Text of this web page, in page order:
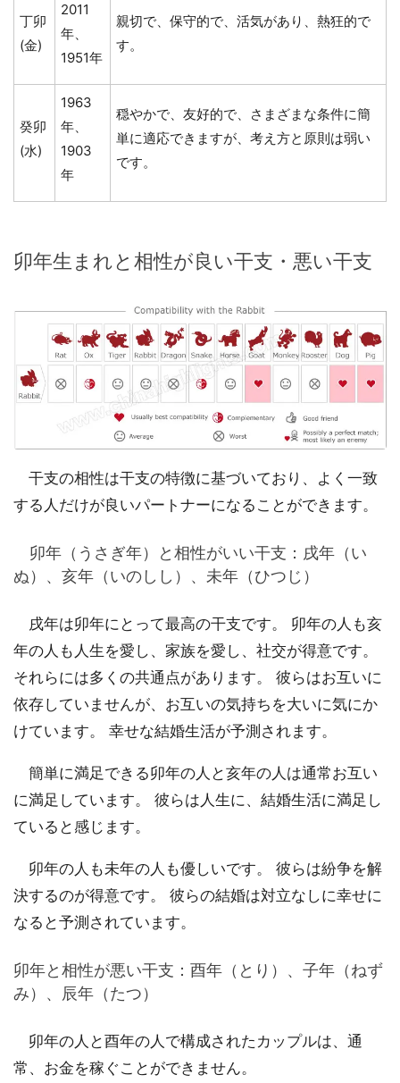
丁卯
(金)
2011
年、
1951年
親切で、保守的で、活気があり、熱狂的で
す。
癸卯
(水)
1963
年、
1903
年
穏やかで、友好的で、さまざまな条件に簡
単に適応できますが、考え方と原則は弱い
です。
卯年生まれと相性が良い干支・悪い干支
干支の相性は干支の特徴に基づいており、よく一致
する人だけが良いパートナーになることができます。
卯年（うさぎ年）と相性がいい干支：戌年（い
ぬ）、亥年（いのしし）、未年（ひつじ）
戌年は卯年にとって最高の干支です。 卯年の人も亥
年の人も人生を愛し、家族を愛し、社交が得意です。
それらには多くの共通点があります。 彼らはお互いに
依存していませんが、お互いの気持ちを大いに気にか
けています。 幸せな結婚生活が予測されます。
簡単に満足できる卯年の人と亥年の人は通常お互い
に満足しています。 彼らは人生に、結婚生活に満足し
ていると感じます。
卯年の人も未年の人も優しいです。 彼らは紛争を解
決するのが得意です。 彼らの結婚は対立なしに幸せに
なると予測されています。
卯年と相性が悪い干支：酉年（とり）、子年（ねず
み）、辰年（たつ）
卯年の人と酉年の人で構成されたカップルは、通
常、お金を稼ぐことができません。